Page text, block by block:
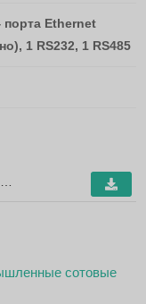
порта Ethernet
1 RS232, 1 RS485
сотовые